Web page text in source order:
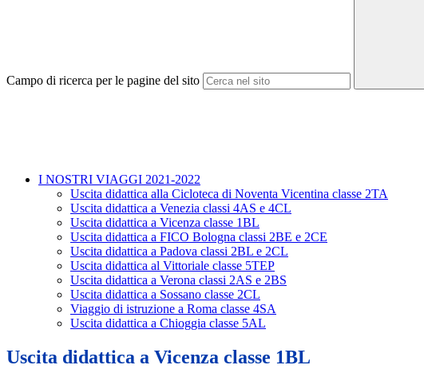
Campo di ricerca per le pagine del sito
I NOSTRI VIAGGI 2021-2022
Uscita didattica alla Cicloteca di Noventa Vicentina classe 2TA
Uscita didattica a Venezia classi 4AS e 4CL
Uscita didattica a Vicenza classe 1BL
Uscita didattica a FICO Bologna classi 2BE e 2CE
Uscita didattica a Padova classi 2BL e 2CL
Uscita didattica al Vittoriale classe 5TEP
Uscita didattica a Verona classi 2AS e 2BS
Uscita didattica a Sossano classe 2CL
Viaggio di istruzione a Roma classe 4SA
Uscita didattica a Chioggia classe 5AL
Uscita didattica a Vicenza classe 1BL